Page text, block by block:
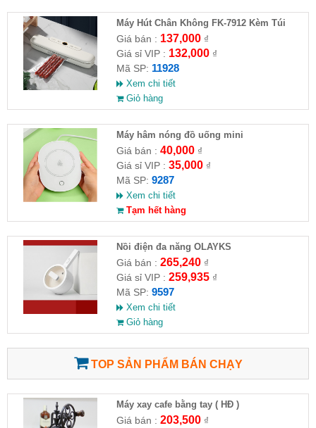
Máy Hút Chân Không FK-7912 Kèm Túi
Giá bán : 137,000₫
Giá sỉ VIP : 132,000₫
Mã SP: 11928
Xem chi tiết
Giỏ hàng
Máy hâm nóng đồ uống mini
16.5x12x2.8cm
Giá bán : 40,000₫
Giá sỉ VIP : 35,000₫
Mã SP: 9287
Xem chi tiết
Tạm hết hàng
Nồi điện đa năng OLAYKS
Giá bán : 265,240₫
Giá sỉ VIP : 259,935₫
Mã SP: 9597
Xem chi tiết
Giỏ hàng
TOP SẢN PHẨM BÁN CHẠY
Máy xay cafe bằng tay ( HĐ )
Giá bán : 203,500₫